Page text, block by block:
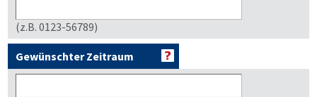
(z.B. 0123-56789)
Gewünschter Zeitraum